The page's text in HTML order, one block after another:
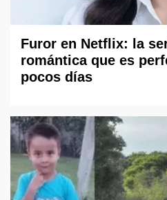
Furor en Netflix: la
romántica que es
pocos días